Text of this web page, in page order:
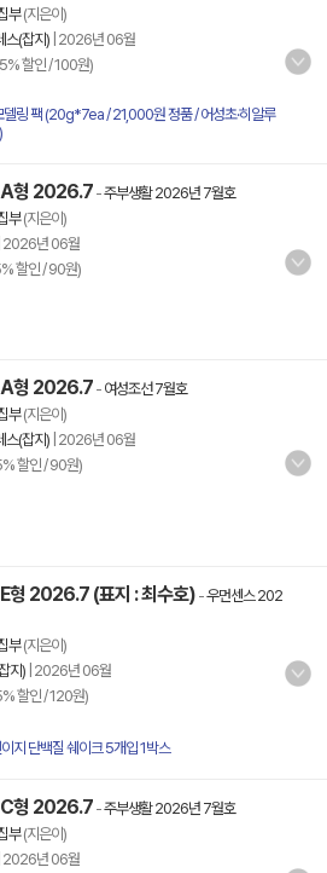
부(지은이)
스(잡지) 2026년 06월
할인 / 100원)
델링 팩 (20g*7ea / 21,000원 정품 / 어성초·히알루
A형 2026.7 -주부생활 2026년 7월호
부(지은이)
2026년 06월
할인 / 90원)
A형 2026.7 - 여성조선 7월호
부(지은이)
스(잡지) 2026년 06월
할인 / 90원)
형 2026.7 (표지 : 최수호) -우먼센스 202
부(지은이)
지) 2026년 06월
할인 / 120원)
지 단백질 쉐이크 5개입 1박스
C형 2026.7 -주부생활 2026년 7월호
부(지은이)
2026년 06월